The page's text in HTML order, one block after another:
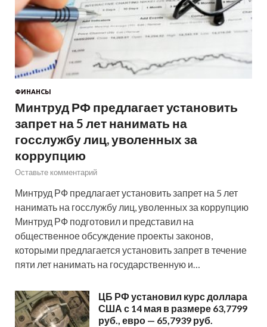
ФИНАНСЫ
Минтруд РФ предлагает установить
запрет на 5 лет нанимать на
госслужбу лиц, уволенных за
коррупцию
Оставьте комментарий
Минтруд РФ предлагает установить запрет на 5 лет
нанимать на госслужбу лиц, уволенных за коррупцию
Минтруд РФ подготовил и представил на
общественное обсуждение проекты законов,
которыми предлагается установить запрет в течение
пяти лет нанимать на государственную и…
ЦБ РФ установил курс доллара
США с 14 мая в размере 63,7799
руб., евро — 65,7939 руб.